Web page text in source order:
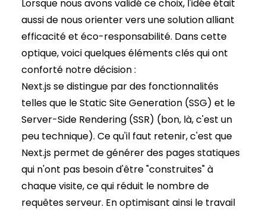
Lorsque nous avons validé ce choix, l'idée était
aussi de nous orienter vers une solution alliant
efficacité et éco-responsabilité. Dans cette
optique, voici quelques éléments clés qui ont
conforté notre décision :
Next.js se distingue par des fonctionnalités
telles que le Static Site Generation (SSG) et le
Server-Side Rendering (SSR) (bon, là, c'est un
peu technique). Ce qu'il faut retenir, c'est que
Next.js permet de générer des pages statiques
qui n'ont pas besoin d'être "construites" à
chaque visite, ce qui réduit le nombre de
requêtes serveur. En optimisant ainsi le travail